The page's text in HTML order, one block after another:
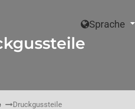
Sprache
Druckgussteile